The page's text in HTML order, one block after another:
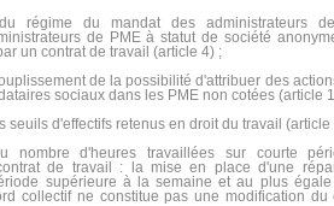
régime du mandat des administrateurs
de PME à statut de société
un contrat de travail (article 4) ;
de la possibilité d'attribuer des
sociaux dans les PME non cotées (article
seuils d'effectifs retenus en droit du travail (article
nombre d'heures travaillées sur courte
de travail : la mise en place d'une
supérieure à la semaine et au plus
collectif ne constitue pas une modification du